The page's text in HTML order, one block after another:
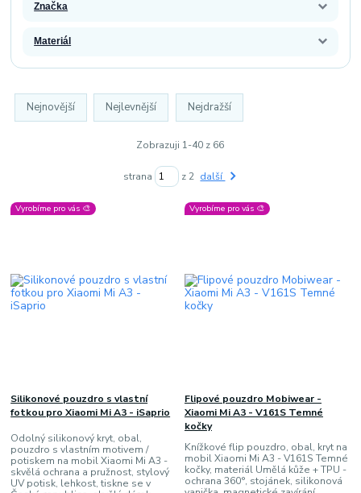
Značka
Materiál
Nejnovější Nejlevnější Nejdražší
Zobrazuji 1-40 z 66
strana z 2 další
Vyrobíme pro vás 🎨
Silikonové pouzdro s vlastní
fotkou pro Xiaomi Mi A3 - iSaprio
Odolný silikonový kryt, obal,
pouzdro s vlastním motivem /
potiskem na mobil Xiaomi Mi A3 -
skvělá ochrana a pružnost, stylový
UV potisk, lehkost, tiskne se v
Vyrobíme pro vás 🎨
Flipové pouzdro Mobiwear -
Xiaomi Mi A3 - V161S Temné
kočky
Knížkové flip pouzdro, obal, kryt na
mobil Xiaomi Mi A3 - V161S Temné
kočky, materiál Umělá kůže + TPU -
ochrana 360°, stojánek, silikonová